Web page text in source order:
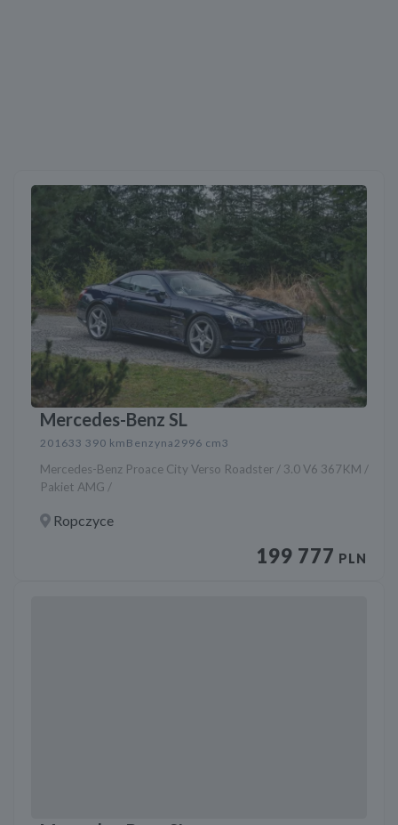
Mercedes-Benz SL
201633 390 km Benzyna2996 cm3
Mercedes-Benz Proace City Verso Roadster / 3.0 V6 367KM /
Pakiet AMG /
Ropczyce
199 777 PLN